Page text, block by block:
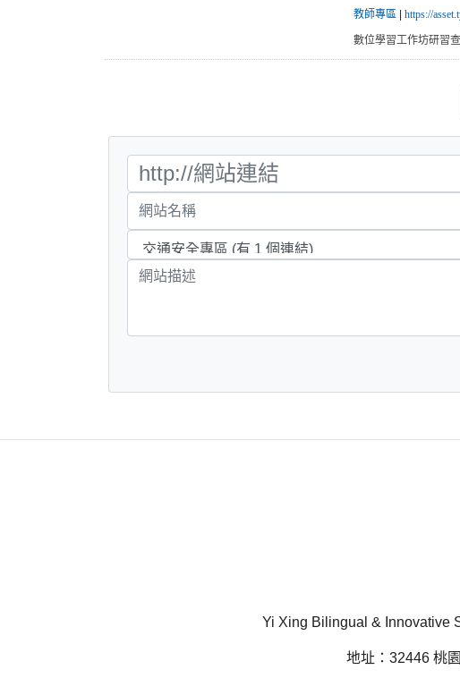
教師專區| https://
數位學習工作坊研習
Yi Xing Bilingual & Innovative
地址：32446 桃